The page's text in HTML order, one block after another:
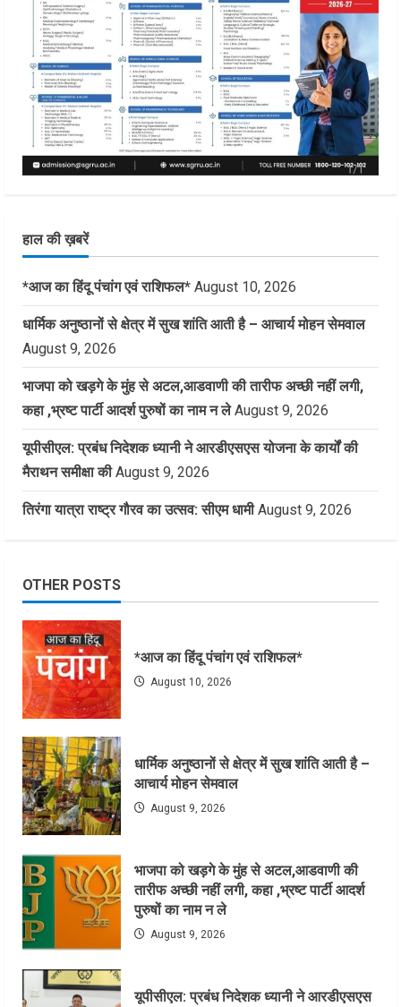
हाल की ख़बरें
*आज का हिंदू पंचांग एवं राशिफल* August 10, 2026
धार्मिक अनुष्ठानों से क्षेत्र में सुख शांति आती है – आचार्य मोहन सेमवाल
August 9, 2026
भाजपा को खड़गे के मुंह से अटल,आडवाणी की तारीफ अच्छी नहीं लगी,
कहा ,भ्रष्ट पार्टी आदर्श पुरुषों का नाम न ले August 9, 2026
यूपीसीएल: प्रबंध निदेशक ध्यानी ने आरडीएसएस योजना के कार्यों की
मैराथन समीक्षा की August 9, 2026
तिरंगा यात्रा राष्ट्र गौरव का उत्सव: सीएम धामी August 9, 2026
OTHER POSTS
*आज का हिंदू पंचांग एवं राशिफल*
August 10, 2026
धार्मिक अनुष्ठानों से क्षेत्र में सुख शांति आती है –
आचार्य मोहन सेमवाल
August 9, 2026
भाजपा को खड़गे के मुंह से अटल,आडवाणी की
तारीफ अच्छी नहीं लगी, कहा ,भ्रष्ट पार्टी आदर्श
पुरुषों का नाम न ले
August 9, 2026
यूपीसीएल: प्रबंध निदेशक ध्यानी ने आरडीएसएस